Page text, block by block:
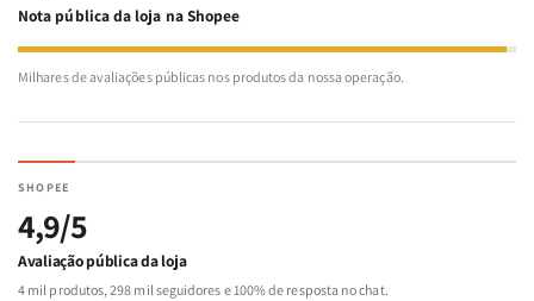
Nota pública da loja na Shopee
Milhares de avaliações públicas nos produtos da nossa operação.
SHOPEE
4,9/5
Avaliação pública da loja
4 mil produtos, 298 mil seguidores e 100% de resposta no chat.